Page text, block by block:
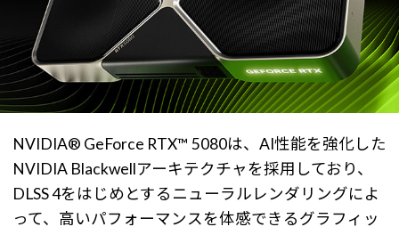
NVIDIA® GeForce RTX™ 5080は、AI性能を強化した
NVIDIA Blackwellアーキテクチャを採用しており、
DLSS 4をはじめとするニューラルレンダリングによ
って、高いパフォーマンスを体感できるグラフィッ